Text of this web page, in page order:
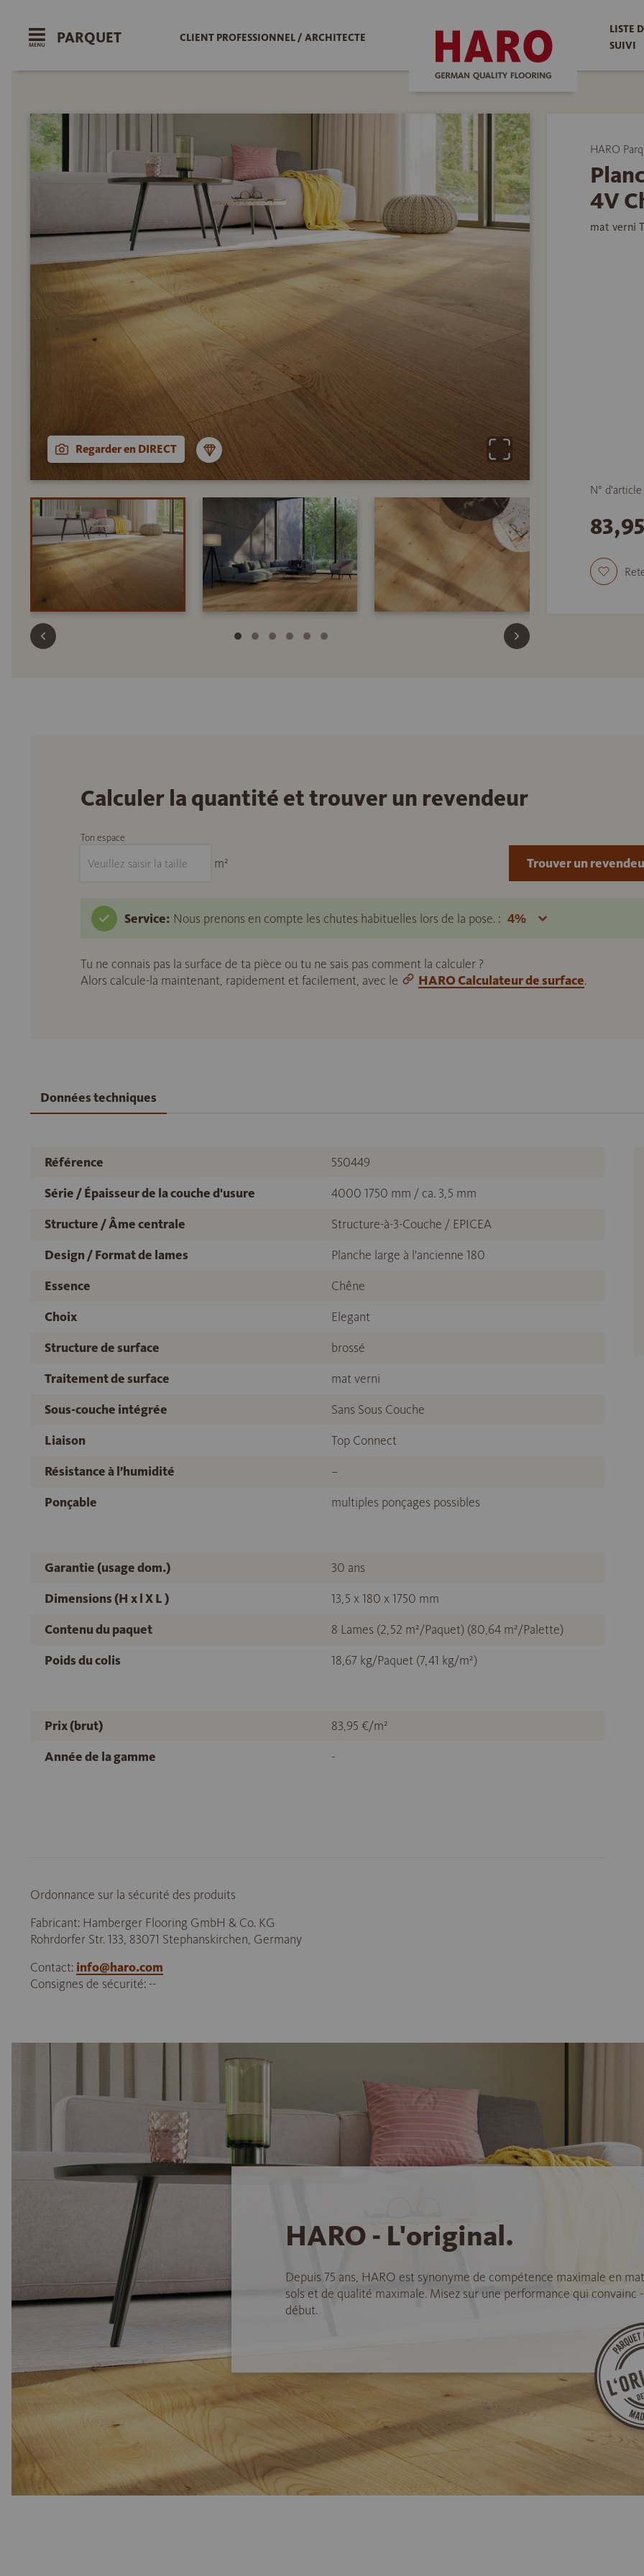
PARQUET CLIENT PROFESSIONNEL / ARCHITECTE
LISTE
SUIVI
Regarder en DIRECT
HARO
4V
mat verni
N°
Calculer la quantité et trouver un revendeur
Ton espace
m²
Service: Nous prenons en compte les chutes habituelles lors de la pose. :
Tu ne connais pas la surface de ta pièce ou tu ne sais pas comment la calculer ?
Alors calcule-la maintenant, rapidement et facilement, avec le
HARO Calculateur de surface.
Trouver un
Données techniques
Référence
550449
Série / Épaisseur de la couche d'usure
4000 1750 mm / ca. 3,5 mm
Structure / Âme centrale
Structure-à-3-Couche / EPICEA
Design / Format de lames
Planche large à l'ancienne 180
Essence
Chêne
Choix
Elegant
Structure de surface
brossé
Traitement de surface
mat verni
Sous-couche intégrée
Sans Sous Couche
Liaison
Top Connect
Résistance à l’humidité
–
Ponçable
multiples ponçages possibles
Garantie (usage dom.)
30 ans
Dimensions (H x l X L )
13,5 x 180 x 1750 mm
Contenu du paquet
8 Lames (2,52 m²/Paquet) (80,64 m²/Palette)
Poids du colis
18,67 kg/Paquet (7,41 kg/m²)
Prix (brut)
83,95 €/m²
Année de la gamme
-
Ordonnance sur la sécurité des produits
Fabricant: Hamberger Flooring GmbH & Co. KG
Rohrdorfer Str. 133, 83071 Stephanskirchen, Germany
Contact: info@haro.com
Consignes de sécurité: --
HARO - L'original.
Depuis 75 ans, HARO est synonyme de compétence maximale en
sols et de qualité maximale. Misez sur une performance qui convainc
début.